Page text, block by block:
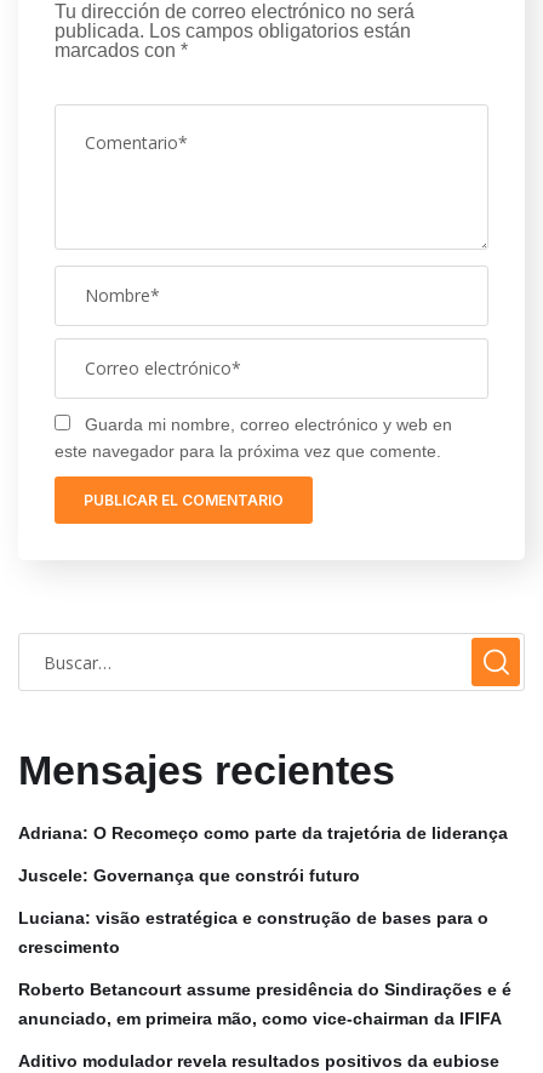
Tu dirección de correo electrónico no será
publicada. Los campos obligatorios están
marcados con *
Guarda mi nombre, correo electrónico y web en
este navegador para la próxima vez que comente.
Mensajes recientes
Adriana: O Recomeço como parte da trajetória de liderança
Juscele: Governança que constrói futuro
Luciana: visão estratégica e construção de bases para o
crescimento
Roberto Betancourt assume presidência do Sindirações e é
anunciado, em primeira mão, como vice-chairman da IFIFA
Aditivo modulador revela resultados positivos da eubiose